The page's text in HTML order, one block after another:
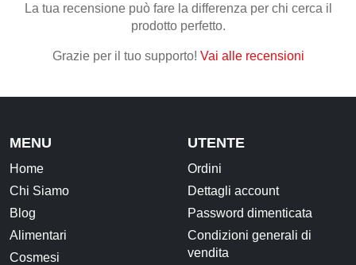
La tua recensione può fare la differenza per chi cerca il
prodotto perfetto.
Grazie per il tuo supporto! Vai alle recensioni
MENU
Home
Chi Siamo
Blog
Alimentari
Cosmesi
UTENTE
Ordini
Dettagli account
Password dimenticata
Condizioni generali di
vendita